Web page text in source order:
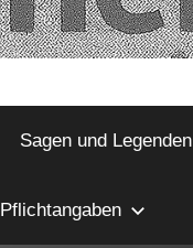
Sagen und Legenden
Pflichtangaben